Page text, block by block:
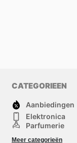
CATEGORIEEN
Aanbiedingen
Elektronica
Parfumerie
Meer categorieën